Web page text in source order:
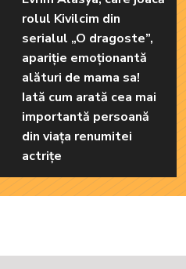
rolul Kivilcim din
serialul „O dragoste”,
apariție emoționantă
alături de mama sa!
Iată cum arată cea mai
importantă persoană
din viața renumitei
actrițe